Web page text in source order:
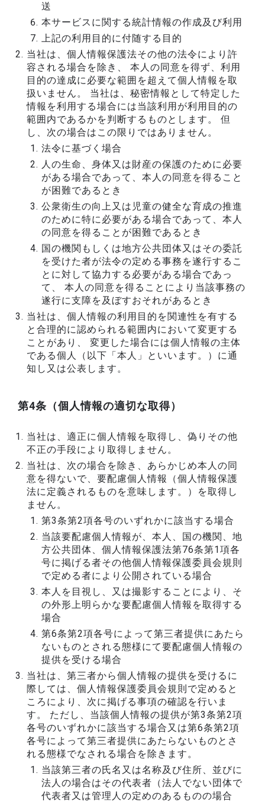
送
本サービスに関する統計情報の作成及び利用
上記の利用目的に付随する目的
当社は、個人情報保護法その他の法令により許
容される場合を除き、 本人の同意を得ず、利用
目的の達成に必要な範囲を超えて個人情報を取
扱いません。 当社は、秘密情報として特定した
情報を利用する場合には当該利用が利用目的の
範囲内であるかを判断するものとします。 但
し、次の場合はこの限りではありません。
法令に基づく場合
人の生命、身体又は財産の保護のために必要
がある場合であって、本人の同意を得ること
が困難であるとき
公衆衛生の向上又は児童の健全な育成の推進
のために特に必要がある場合であって、本人
の同意を得ることが困難であるとき
国の機関もしくは地方公共団体又はその委託
を受けた者が法令の定める事務を遂行するこ
とに対して協力する必要がある場合であっ
て、 本人の同意を得ることにより当該事務の
遂行に支障を及ぼすおそれがあるとき
当社は、個人情報の利用目的を関連性を有する
と合理的に認められる範囲内において変更する
ことがあり、 変更した場合には個人情報の主体
である個人（以下「本人」といいます。）に通
知し又は公表します。
第4条（個人情報の適切な取得）
当社は、適正に個人情報を取得し、偽りその他
不正の手段により取得しません。
当社は、次の場合を除き、あらかじめ本人の同
意を得ないで、要配慮個人情報（個人情報保護
法に定義されるものを意味します。）を取得し
ません。
第3条第2項各号のいずれかに該当する場合
当該要配慮個人情報が、本人、国の機関、地
方公共団体、個人情報保護法第76条第1項各
号に掲げる者その他個人情報保護委員会規則
で定める者により公開されている場合
本人を目視し、又は撮影することにより、そ
の外形上明らかな要配慮個人情報を取得する
場合
第6条第2項各号によって第三者提供にあたら
ないものとされる態様にて要配慮個人情報の
提供を受ける場合
当社は、第三者から個人情報の提供を受けるに
際しては、個人情報保護委員会規則で定めると
ころにより、次に掲げる事項の確認を行いま
す。 ただし、当該個人情報の提供が第3条第2項
各号のいずれかに該当する場合又は第6条第2項
各号によって第三者提供にあたらないものとさ
れる態様でなされる場合を除きます。
当該第三者の氏名又は名称及び住所、並びに
法人の場合はその代表者（法人でない団体で
代表者又は管理人の定めのあるものの場合